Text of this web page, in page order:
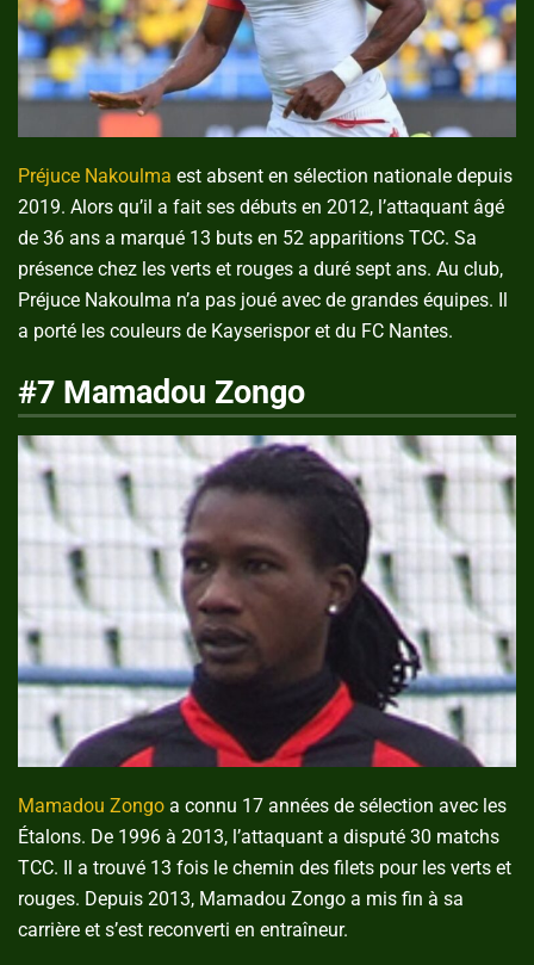
Préjuce Nakoulma est absent en sélection nationale depuis
2019. Alors qu’il a fait ses débuts en 2012, l’attaquant âgé
de 36 ans a marqué 13 buts en 52 apparitions TCC. Sa
présence chez les verts et rouges a duré sept ans. Au club,
Préjuce Nakoulma n’a pas joué avec de grandes équipes. Il
a porté les couleurs de Kayserispor et du FC Nantes.
#7 Mamadou Zongo
Mamadou Zongo a connu 17 années de sélection avec les
Étalons. De 1996 à 2013, l’attaquant a disputé 30 matchs
TCC. Il a trouvé 13 fois le chemin des filets pour les verts et
rouges. Depuis 2013, Mamadou Zongo a mis fin à sa
carrière et s’est reconverti en entraîneur.